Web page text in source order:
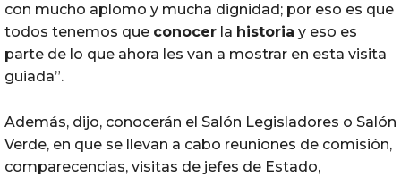
con mucho aplomo y mucha dignidad; por eso es que
todos tenemos que conocer la historia y eso es
parte de lo que ahora les van a mostrar en esta visita
guiada”.
Además, dijo, conocerán el Salón Legisladores o Salón
Verde, en que se llevan a cabo reuniones de comisión,
comparecencias, visitas de jefes de Estado,